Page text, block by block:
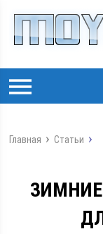
Главная Статьи